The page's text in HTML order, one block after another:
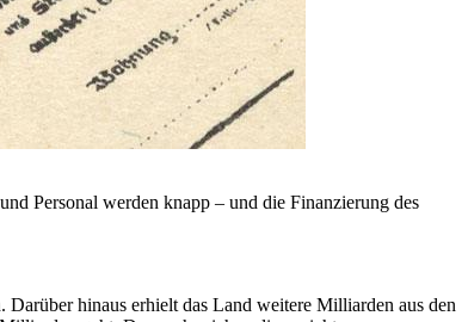
Personal werden knapp – und die Finanzierung des
hinaus erhielt das Land weitere Milliarden aus den